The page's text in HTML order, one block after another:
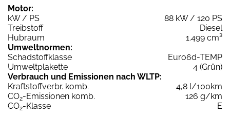
Motor:
kW / PS
88 kW / 120 PS
Treibstoff
Diesel
Hubraum
1.499 cm³
Umweltnormen:
Schadstoffklasse
Euro6d-TEMP
Umweltplakette
4 (Grün)
Verbrauch und Emissionen nach WLTP:
Kraftstoffverbr. komb.
4,8 l/100km
CO2-Emissionen komb.
126 g/km
CO2-Klasse
E